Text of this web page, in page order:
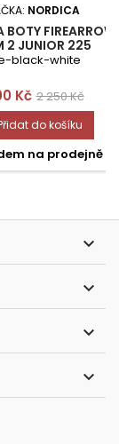
NORDICA
FIREARROW
2 JUNIOR 225
black-white
Kč Běžná
cena
2 250 Kč
do košíku
na prodejně



